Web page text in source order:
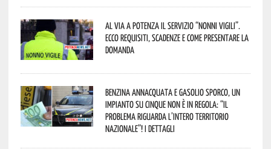
Al via a Potenza il servizio “Nonni Vigili”.
Ecco requisiti, scadenze e come presentare la
domanda
Benzina annacquata e gasolio sporco, un
impianto su cinque non è in regola: “il
problema riguarda l’intero territorio
Nazionale”! I dettagli